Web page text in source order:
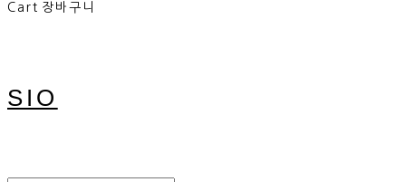
Cart 장바구니
SIO